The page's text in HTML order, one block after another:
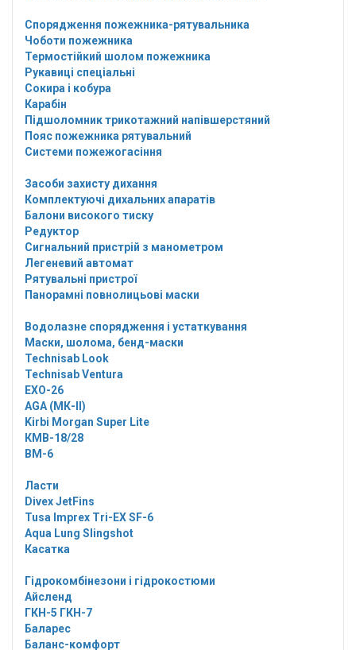
Спорядження пожежника-рятувальника
Чоботи пожежника
Термостійкий шолом пожежника
Рукавиці спеціальні
Сокира і кобура
Карабін
Підшоломник трикотажний напівшерстяний
Пояс пожежника рятувальний
Системи пожежогасіння
Засоби захисту дихання
Комплектуючі дихальних апаратів
Балони високого тиску
Редуктор
Сигнальний пристрій з манометром
Легеневий автомат
Рятувальні пристрої
Панорамні повнолицьові маски
Водолазне спорядження і устаткування
Маски, шолома, бенд-маски
Technisab Look
Technisab Ventura
EXO-26
AGA (МК-II)
Kirbi Morgan Super Lite
КМВ-18/28
ВМ-6
Ласти
Divex JetFins
Tusa Imprex Tri-EX SF-6
Aqua Lung Slingshot
Касатка
Гідрокомбінезони і гідрокостюми
Айсленд
ГКН-5 ГКН-7
Баларес
Баланс-комфорт